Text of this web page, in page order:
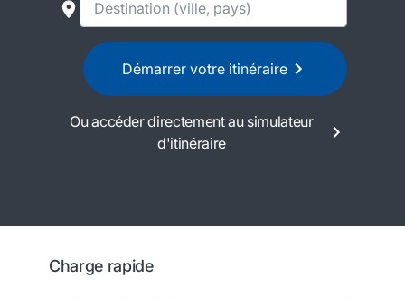
Démarrer votre itinéraire
Ou accéder directement au simulateur
d'itinéraire
Charge rapide